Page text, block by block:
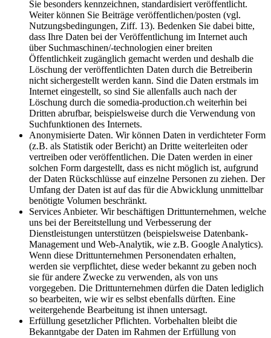
Sie besonders kennzeichnen, standardisiert veröffentlicht.
Weiter können Sie Beiträge veröffentlichen/posten (vgl.
Nutzungsbedingungen, Ziff. 13). Bedenken Sie dabei bitte,
dass Ihre Daten bei der Veröffentlichung im Internet auch
über Suchmaschinen/-technologien einer breiten
Öffentlichkeit zugänglich gemacht werden und deshalb die
Löschung der veröffentlichten Daten durch die Betreiberin
nicht sichergestellt werden kann. Sind die Daten erstmals im
Internet eingestellt, so sind Sie allenfalls auch nach der
Löschung durch die somedia-production.ch weiterhin bei
Dritten abrufbar, beispielsweise durch die Verwendung von
Suchfunktionen des Internets.
Anonymisierte Daten. Wir können Daten in verdichteter Form
(z.B. als Statistik oder Bericht) an Dritte weiterleiten oder
vertreiben oder veröffentlichen. Die Daten werden in einer
solchen Form dargestellt, dass es nicht möglich ist, aufgrund
der Daten Rückschlüsse auf einzelne Personen zu ziehen. Der
Umfang der Daten ist auf das für die Abwicklung unmittelbar
benötigte Volumen beschränkt.
Services Anbieter. Wir beschäftigen Drittunternehmen, welche
uns bei der Bereitstellung und Verbesserung der
Dienstleistungen unterstützen (beispielsweise Datenbank-
Management und Web-Analytik, wie z.B. Google Analytics).
Wenn diese Drittunternehmen Personendaten erhalten,
werden sie verpflichtet, diese weder bekannt zu geben noch
sie für andere Zwecke zu verwenden, als von uns
vorgegeben. Die Drittunternehmen dürfen die Daten lediglich
so bearbeiten, wie wir es selbst ebenfalls dürften. Eine
weitergehende Bearbeitung ist ihnen untersagt.
Erfüllung gesetzlicher Pflichten. Vorbehalten bleibt die
Bekanntgabe der Daten im Rahmen der Erfüllung von